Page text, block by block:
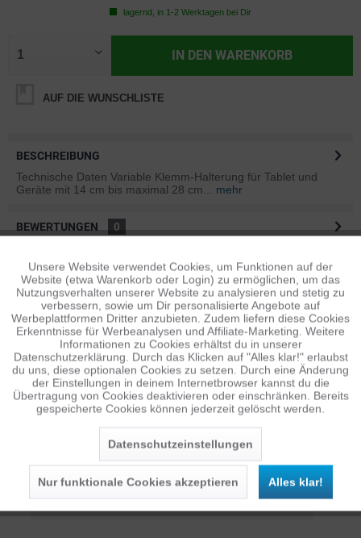
lagernd, in 1-2 Werktagen bei Dir
IN DEN WARENKORB
AUF DIE WUNSCHLISTE
BESCHREIBUNG
Technische Daten Variable Klemm-Halterung für Tablet und
Geräte mit 14 cm bis maximal 28 cm...
mehr
BEWERTUNGEN
0
ÄHNLICHE ARTIKEL
Diese Artikel sind dem Produkt ähnlich ...mehr
Persönliche Empfehlungen
Funktionale Aktiv
Tracking Inaktiv
Personalisierung Inaktiv
Service Inaktiv
Unsere Website verwendet Cookies, um Funktionen auf der
Website (etwa Warenkorb oder Login) zu ermöglichen, um das
Nutzungsverhalten unserer Website zu analysieren und stetig zu
verbessern, sowie um Dir personalisierte Angebote auf
Werbeplattformen Dritter anzubieten. Zudem liefern diese Cookies
Erkenntnisse für Werbeanalysen und Affiliate-Marketing. Weitere
Informationen zu Cookies erhältst du in unserer
Datenschutzerklärung. Durch das Klicken auf "Alles klar!" erlaubst
du uns, diese optionalen Cookies zu setzen. Durch eine Änderung
der Einstellungen in deinem Internetbrowser kannst du die
Übertragung von Cookies deaktivieren oder einschränken. Bereits
gespeicherte Cookies können jederzeit gelöscht werden.
Datenschutzeinstellungen
Nur funktionale Cookies akzeptieren Alles klar!